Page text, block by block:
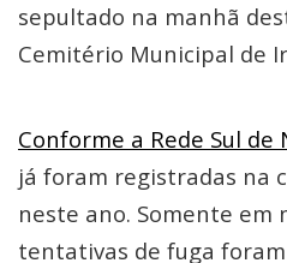
sepultado na manhã
Cemitério Municipal de
Conforme a Rede Sul de
já foram registradas na
neste ano. Somente em
tentativas de fuga